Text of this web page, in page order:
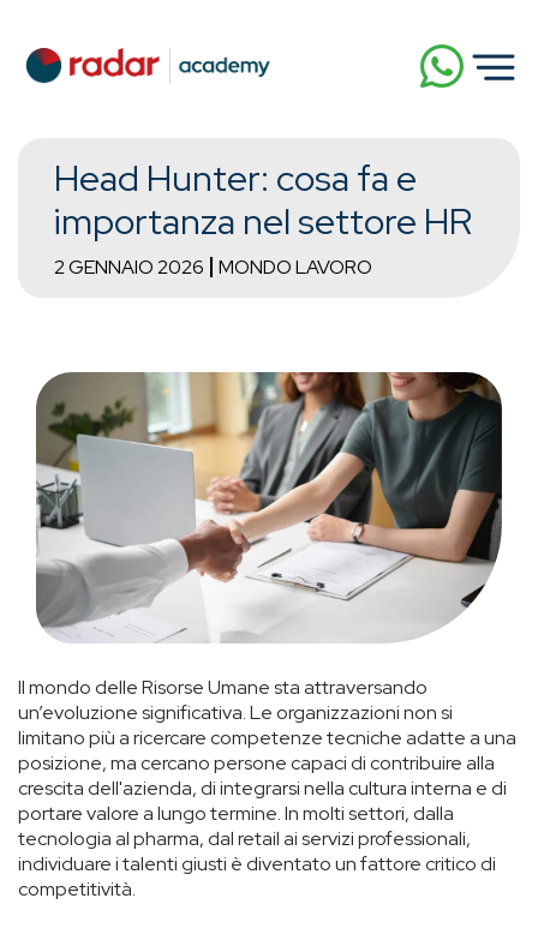
Head Hunter: cosa fa e
importanza nel settore HR
2 GENNAIO 2026 MONDO LAVORO
Il mondo delle Risorse Umane sta attraversando
un’evoluzione significativa. Le organizzazioni non si
limitano più a ricercare competenze tecniche adatte a una
posizione, ma cercano persone capaci di contribuire alla
crescita dell'azienda, di integrarsi nella cultura interna e di
portare valore a lungo termine. In molti settori, dalla
tecnologia al pharma, dal retail ai servizi professionali,
individuare i talenti giusti è diventato un fattore critico di
competitività.